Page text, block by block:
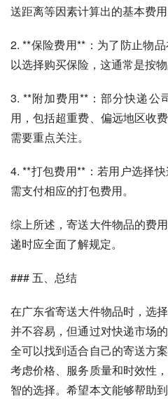
送距离等因素计算出的基本费用
2. **保险费用**：为了防止物
以选择购买保险，这通常是按
3. **附加费用**：部分快递公
用，包括超重费、偏远地区收
需要重点关注。
4. **打包费用**：若用户选择
需支付相应的打包费用。
综上所述，寄送大件物品的费
递时应全面了解规定。
### 五、总结
在广东省寄送大件物品时，选
并不容易，但通过对快递市场
全可以找到适合自己的寄送方
考虑价格、服务质量和时效性
智的选择。希望本文能够帮助